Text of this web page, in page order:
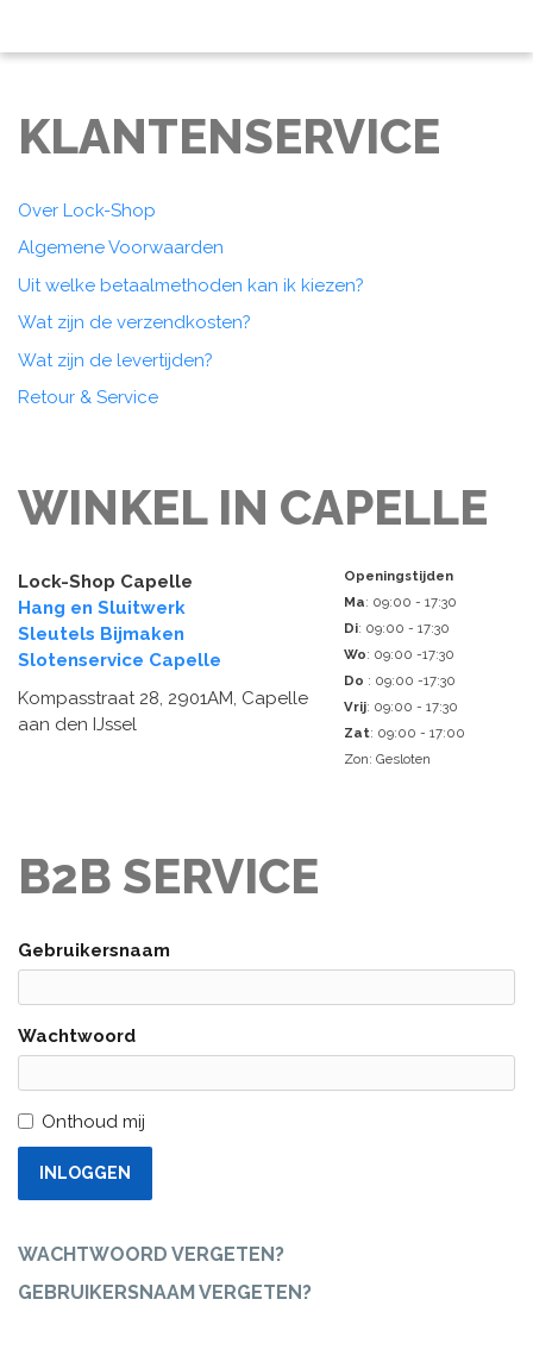
KLANTENSERVICE
Over Lock-Shop
Algemene Voorwaarden
Uit welke betaalmethoden kan ik kiezen?
Wat zijn de verzendkosten?
Wat zijn de levertijden?
Retour & Service
WINKEL IN CAPELLE
Lock-Shop Capelle
Hang en Sluitwerk
Sleutels Bijmaken
Slotenservice Capelle
Kompasstraat 28, 2901AM, Capelle
aan den IJssel
Openingstijden
Ma: 09:00 - 17:30
Di: 09:00 - 17:30
Wo: 09:00 -17:30
Do : 09:00 -17:30
Vrij: 09:00 - 17:30
Zat: 09:00 - 17:00
Zon: Gesloten
B2B SERVICE
Gebruikersnaam
Wachtwoord
Onthoud mij
INLOGGEN
WACHTWOORD VERGETEN?
GEBRUIKERSNAAM VERGETEN?